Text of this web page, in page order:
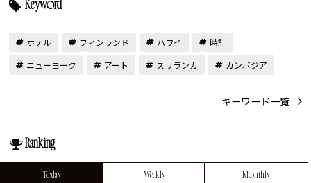
Keyword
ホテル フィンランド ハワイ
時計
ニューヨーク
アート スリランカ カンボジア
キーワード一覧
Ranking
Today Weekly Monthly